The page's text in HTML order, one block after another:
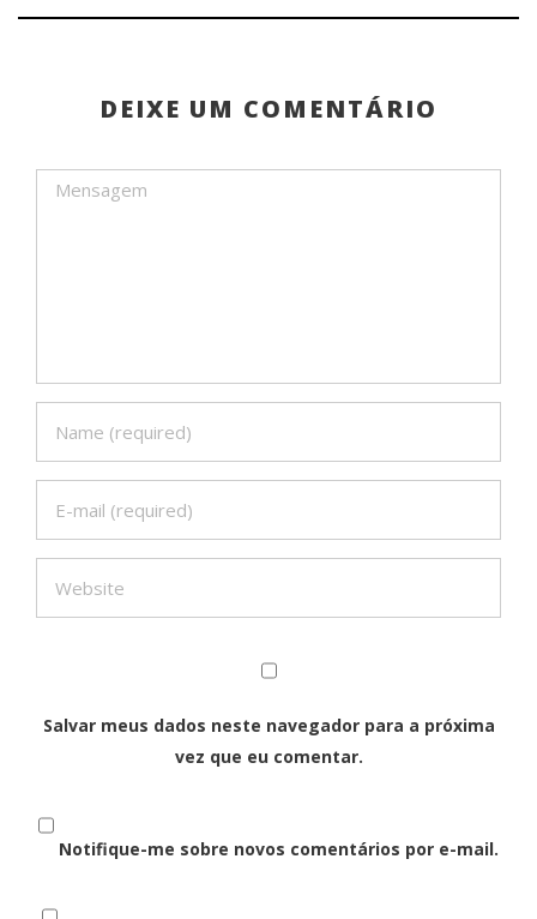
DEIXE UM COMENTÁRIO
Salvar meus dados neste navegador para a próxima
vez que eu comentar.
Notifique-me sobre novos comentários por e-mail.